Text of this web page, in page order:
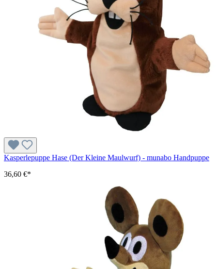
Kasperlepuppe Hase (Der Kleine Maulwurf) - munabo Handpuppe
36,60 €*